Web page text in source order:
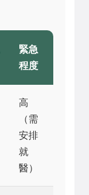
緊急
程度
高
（需
安排
就
醫）